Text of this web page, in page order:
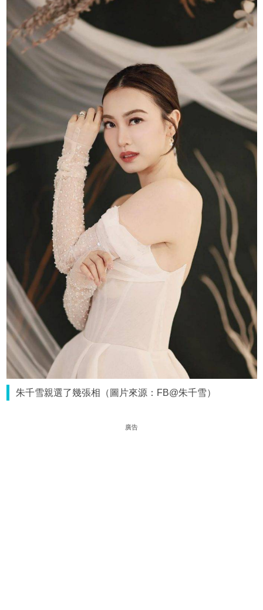
朱千雪親選了幾張相（圖片來源：FB@朱千雪）
廣告